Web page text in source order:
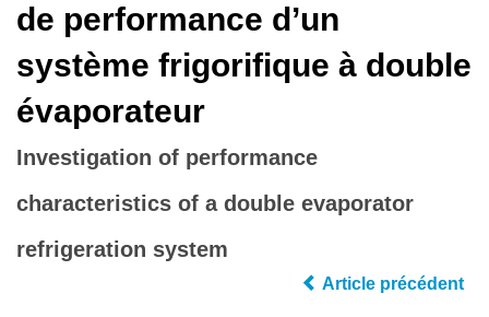
de performance d’un
système frigorifique à double
évaporateur
Investigation of performance
characteristics of a double evaporator
refrigeration system
Article précédent